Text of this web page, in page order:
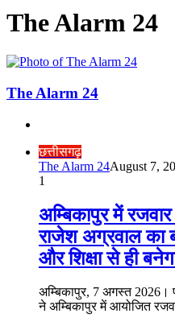
The Alarm 24
The Alarm 24
छत्तीसगढ़
The Alarm 24August 7,
1
अम्बिकापुर में
राजेश अग्रवाल का
और शिक्षा से ही
अम्बिकापुर, 7 अगस्त 2026।
ने अम्बिकापुर में आयोजित